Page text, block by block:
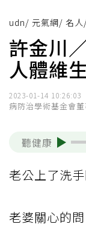
udn/ 元氣網/ 名人
許金川
人體維
2023-01-14 10:26:03
病防治學術基金會董
聽健康
老公上了洗
老婆關心的